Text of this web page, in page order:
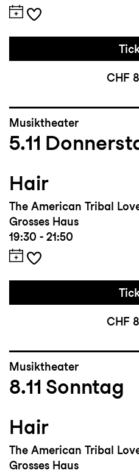
CHF
Musiktheater
5.11
Hair
The American Tribal
Grosses Haus
19:30 - 21:50
CHF
Musiktheater
8.11 Sonntag
Hair
The American Tribal
Grosses Haus